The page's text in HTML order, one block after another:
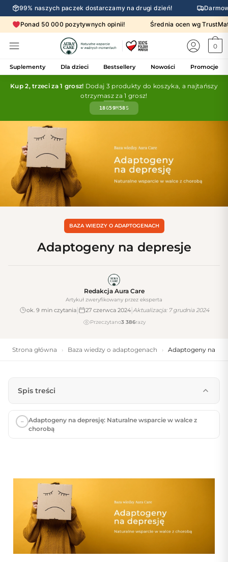
99% naszych paczek dostarczamy na drugi dzień!
Ponad 50 000 pozytywnych opinii! Średnia ocen wg
0
Suplementy Dla dzieci Bestsellery Nowości Promocje
Kup 2, trzeci za 1 grosz! Dodaj 3 produkty do koszyka, a najtańszy
otrzymasz za 1 grosz!
18G59M56S
BAZA WIEDZY O ADAPTOGENACH
Adaptogeny na depresje
Redakcja Aura Care
Artykuł zweryfikowany przez eksperta
ok. 9 min czytania| 27 czerwca 2024|Aktualizacja: 7 grudnia 2024
Przeczytano3 386razy
Strona główna › Baza wiedzy o adaptogenach › Adaptogeny na
Spis treści
Adaptogeny na depresję: Naturalne wsparcie w walce z
chorobą